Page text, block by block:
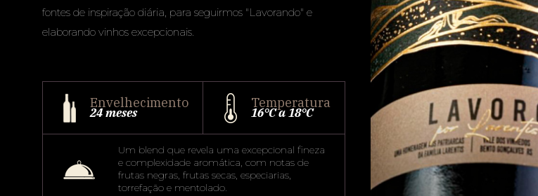
fontes de inspiração diária, para seguirmos "Lavorando" e
elaborando vinhos excepcionais.
Envelhecimento
24 meses
Temperatura
16°C a 18°C
Um blend que revela uma excepcional fineza
e complexidade aromática, com notas de
frutas negras, frutas secas, especiarias,
torrefação e mentolado.